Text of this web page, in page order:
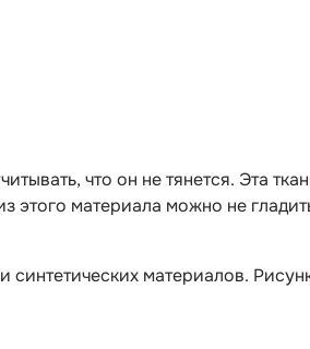
что он не тянется. Эта
этого материала можно не
материалов.